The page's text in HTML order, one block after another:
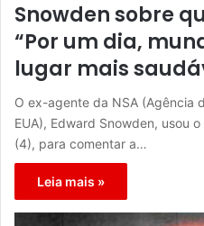
Snowden sobre
“Por um dia,
lugar mais
O ex-agente da NSA (Agência
EUA), Edward Snowden, usou
(4), para comentar a…
Leia mais »